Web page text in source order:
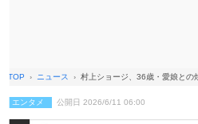
TOP ニュース 村上ショージ、36歳・愛娘と
エンタメ 公開日 2026/6/11 06:00